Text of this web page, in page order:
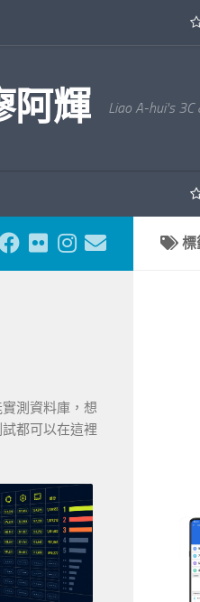
阿輝 Liao A-hui's 3C
標
測資料庫，想
都可以在這裡